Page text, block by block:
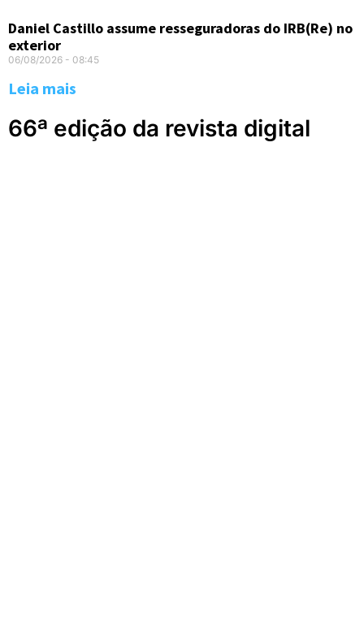
Daniel Castillo assume resseguradoras do IRB(Re) no
exterior
06/08/2026 08:45
Leia mais
66ª edição da revista digital